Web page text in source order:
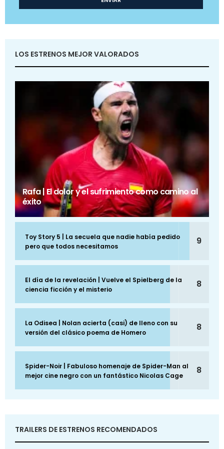
LOS ESTRENOS MEJOR VALORADOS
Rafa | El dolor y el sufrimiento como camino al
éxito
Toy Story 5 | La secuela que nadie había pedido
pero que todos necesitamos
9
El día de la revelación | Vuelve el Spielberg de la
ciencia ficción y el misterio
8
La Odisea | Nolan acierta (casi) de lleno con su
versión del clásico poema de Homero
8
Spider-Noir | Fabuloso homenaje de Spider-Man al
mejor cine negro con un fantástico Nicolas Cage
8
TRAILERS DE ESTRENOS RECOMENDADOS